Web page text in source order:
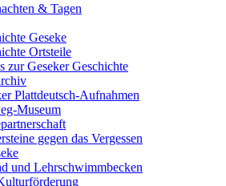
& Tagen
Geseke
Ortsteile
zur Geseker Geschichte
Plattdeutsch-Aufnahmen
Museum
gegen das Vergessen
und Lehrschwimmbecken